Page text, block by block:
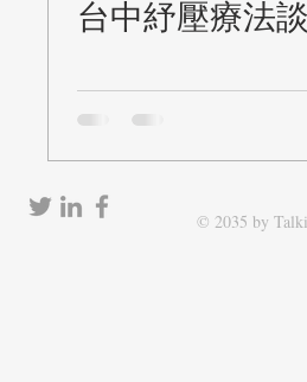
台中紓壓療法
© 2035 by